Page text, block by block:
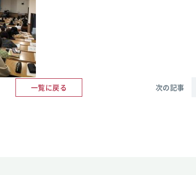
一覧に戻る 次の記事